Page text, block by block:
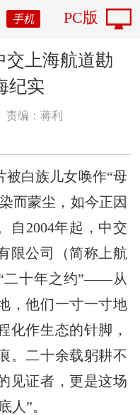
手机 PC版
上海航道勘
纪实
责编：蒋利
被白族儿女唤作“母
而蒙尘，如今正因
自2004年起，中交
限公司（简称上航
二十年之约”——从
，他们一寸一寸地
化作生态的针脚，
。二十余载躬耕不
见证者，更是这场
人”。